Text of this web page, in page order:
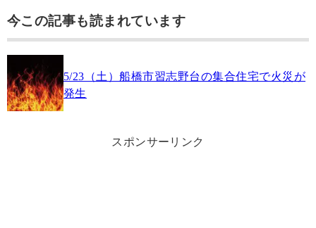
今この記事も読まれています
5/23（土）船橋市習志野台の集合住宅で火災が
発生
スポンサーリンク